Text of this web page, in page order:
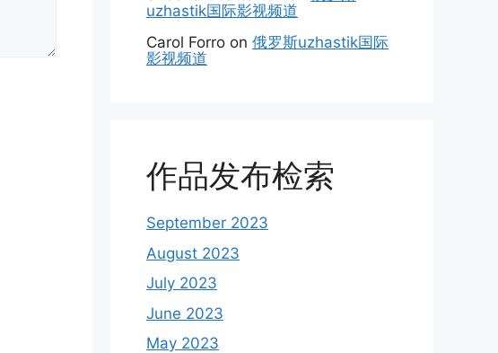
uzhastik国际影视频道
Carol Forro on 俄罗斯uzhastik国际
影视频道
作品发布检索
September 2023
August 2023
July 2023
June 2023
May 2023